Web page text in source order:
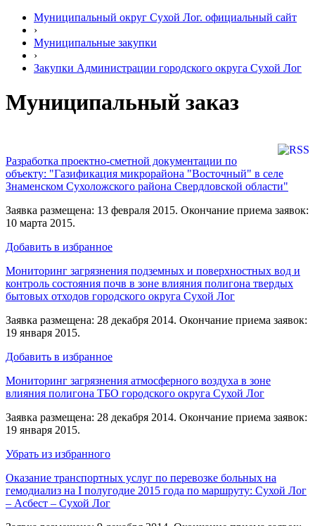
Муниципальный округ Сухой Лог. официальный сайт
›
Муниципальные закупки
›
Закупки Администрации городского округа Сухой Лог
Муниципальный заказ
Разработка проектно-сметной документации по
объекту: "Газификация микрорайона "Восточный" в селе
Знаменском Сухоложского района Свердловской области"
Заявка размещена: 13 февраля 2015. Окончание приема заявок:
10 марта 2015.
Добавить в избранное
Мониторинг загрязнения подземных и поверхностных вод и
контроль состояния почв в зоне влияния полигона твердых
бытовых отходов городского округа Сухой Лог
Заявка размещена: 28 декабря 2014. Окончание приема заявок:
19 января 2015.
Добавить в избранное
Мониторинг загрязнения атмосферного воздуха в зоне
влияния полигона ТБО городского округа Сухой Лог
Заявка размещена: 28 декабря 2014. Окончание приема заявок:
19 января 2015.
Убрать из избранного
Оказание транспортных услуг по перевозке больных на
гемодиализ на I полугодие 2015 года по маршруту: Сухой Лог
– Асбест – Сухой Лог